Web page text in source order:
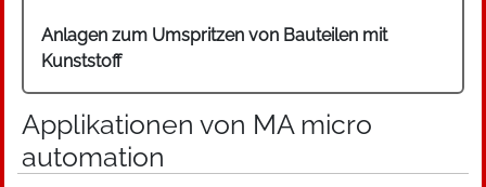
Anlagen zum Umspritzen von Bauteilen mit
Kunststoff
Applikationen von MA micro
automation